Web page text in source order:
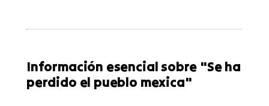
Información esencial sobre "Se ha
perdido el pueblo mexica"